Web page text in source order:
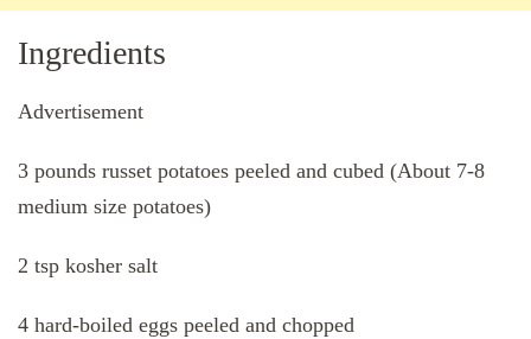
Ingredients
Advertisement
3 pounds russet potatoes peeled and cubed (About 7-8
medium size potatoes)
2 tsp kosher salt
4 hard-boiled eggs peeled and chopped